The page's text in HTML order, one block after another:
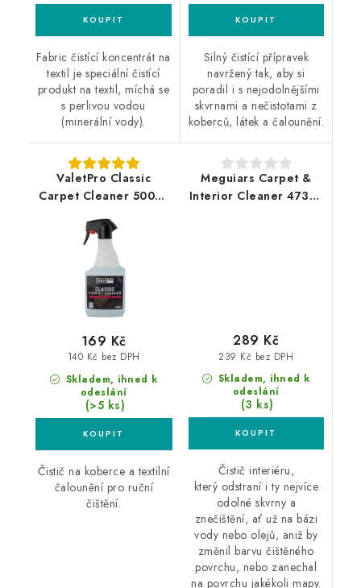
Fabric čistící koncentrát na
textil je speciální čistící
produkt na textil, míchá se
s perlivou vodou
(minerální vody).
Silný čistící přípravek
navržený tak, aby si
poradil i s nejodolnějšími
skvrnami a nečistotami z
koberců, látek a čalounění.
ValetPro Classic
Carpet Cleaner 500ml
Skladem, ihned k
odeslání
(>5 ks)
140 Kč bez DPH
169 Kč
Čistič na koberce a textilní
čalounění pro ruční
čištění.
Meguiars Carpet &
Interior Cleaner 473ml
Skladem, ihned k
odeslání
(3 ks)
239 Kč bez DPH
289 Kč
Čistič interiéru,
který odstraní i ty nejvíce
odolné skvrny a
znečištění, ať už na bázi
vody nebo olejů, aniž by
změnil barvu čištěného
povrchu, nebo zanechal
na povrchu jakékoli mapy.